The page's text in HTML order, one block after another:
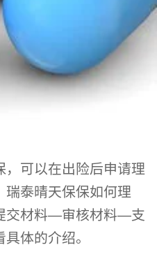
，可以在出险后申请理
瑞泰晴天保保如何理
交材料—审核材料—支
体的介绍。